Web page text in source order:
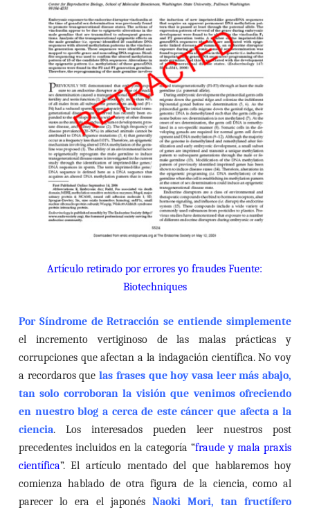
Artículo retirado por errores yo fraudes Fuente:
Biotechniques
Por Síndrome de Retracción se entiende simplemente
el incremento vertiginoso de las malas prácticas y
corrupciones que afectan a la indagación científica. No voy
a recordarosquelas frases que hoy vasa leer más abajo,
tan solo corroboran la visión que venimos ofreciendo
en nuestro blog a cerca de este cáncer que afecta a la
ciencia. Los interesados pueden leer nuestros post
precedentes incluidos en la categoría “fraude y mala praxis
científica”. El artículo mentado del que hablaremos hoy
comienza hablado de otra figura de la ciencia, como al
parecer lo era el japonésNaoki Mori, tan fructífero